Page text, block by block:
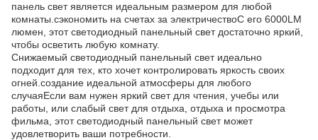
панель свет является идеальным размером для любой
комнаты.сэкономить на счетах за электричествоС его 6000LM
люмен, этот светодиодный панельный свет достаточно яркий,
чтобы осветить любую комнату.
Снижаемый светодиодный панельный свет идеально
подходит для тех, кто хочет контролировать яркость своих
огней.создание идеальной атмосферы для любого
случаяЕсли вам нужен яркий свет для чтения, учебы или
работы, или слабый свет для отдыха, отдыха и просмотра
фильма, этот светодиодный панельный свет может
удовлетворить ваши потребности.